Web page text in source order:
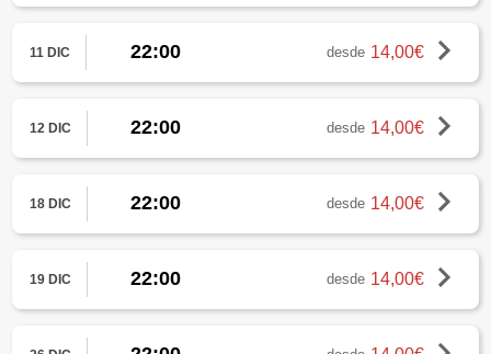
11 DIC 22:00 desde 14,00€
12 DIC 22:00 desde 14,00€
18 DIC 22:00 desde 14,00€
19 DIC 22:00 desde 14,00€